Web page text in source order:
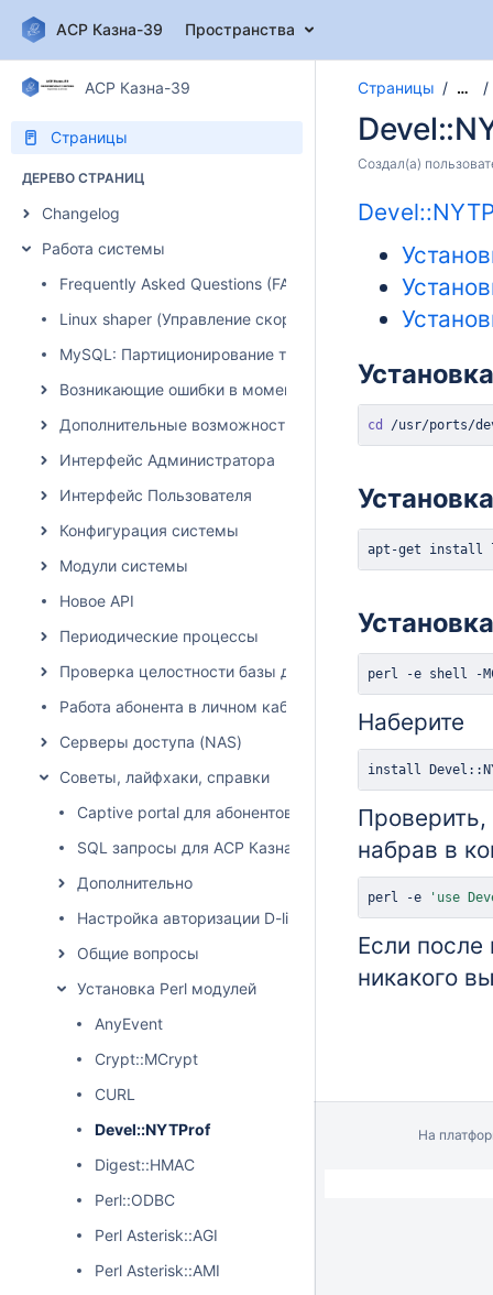
АСР Казна-39 Пространства
АСР Казна-39
Страницы
ДЕРЕВО СТРАНИЦ
Changelog
Работа системы
Frequently Asked Questions (FAQ)
Linux shaper (Управление скоростью)
MySQL: Партиционирование таблиц
Возникающие ошибки в момент авторизации абонента
Дополнительные возможности системы
Интерфейс Администратора
Интерфейс Пользователя
Конфигурация системы
Модули системы
Новое API
Периодические процессы
Проверка целостности базы данных
Работа абонента в личном кабинете
Серверы доступа (NAS)
Советы, лайфхаки, справки
Captive portal для абонентов с негативным депозитом
SQL запросы для АСР Казна-39
Дополнительно
Настройка авторизации D-link коммутатора
Общие вопросы
Установка Perl модулей
AnyEvent
Crypt::MCrypt
CURL
Devel::NYTProf
Digest::HMAC
Perl::ODBC
Perl Asterisk::AGI
Perl Asterisk::AMI
Страницы …
Создал(а)
cd /usr/ports/
apt-get install
perl -e shell -
Наберите
install
Проверить,
набрав в
perl -e 'use
Если
никакого
На